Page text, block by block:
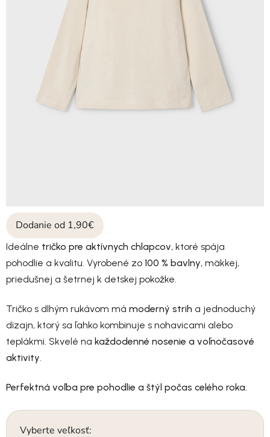
Dodanie od 1,90€
Ideálne tričko pre aktívnych chlapcov, ktoré spája
pohodlie a kvalitu. Vyrobené zo 100 % bavlny, mäkkej,
priedušnej a šetrnej k detskej pokožke.
Tričko s dlhým rukávom má moderný strih a jednoduchý
dizajn, ktorý sa ľahko kombinuje s nohavicami alebo
teplákmi. Skvelé na každodenné nosenie a voľnočasové
aktivity.
Perfektná voľba pre pohodlie a štýl počas celého roka.
Vyberte veľkosť: